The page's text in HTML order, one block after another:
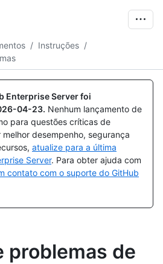
/ Instruções /
Enterprise Server foi
04-23. Nenhum lançamento de
para questões críticas de
desempenho, segurança
atualize para a última
Server. Para obter ajuda com
contato com o suporte do GitHub
problemas de